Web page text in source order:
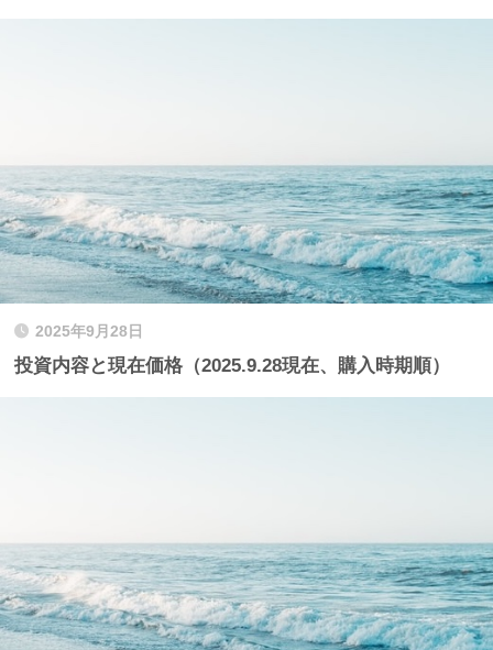
2025年9月28日
投資内容と現在価格（2025.9.28現在、購入時期順）